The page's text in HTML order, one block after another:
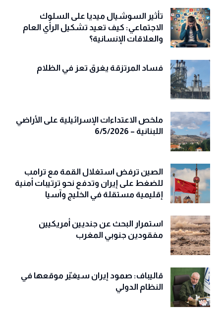
تأثير السوشيال ميديا على السلوك
الاجتماعي: كيف تعيد تشكيل الرأي العام
والعلاقات الإنسانية؟
فساد المرتزقة يغرق تعز في الظلام
ملخص الاعتداءات الإسرائيلية على الأراضي
اللبنانية – 6/5/2026
الصين ترفض استغلال القمة مع ترامب
للضغط على إيران وتدفع نحو ترتيبات أمنية
إقليمية مستقلة في الخليج وآسيا
استمرار البحث عن جنديين أمريكيين
مفقودين جنوبي المغرب
قاليباف: صمود إيران سيغيّر موقعها في
النظام الدولي